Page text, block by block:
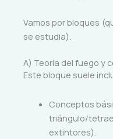
Vamos por bloques
se estudia).
A) Teoría del fuego y
Este bloque suele
Conceptos
triángulo/
extintores).